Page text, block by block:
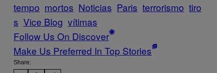
tempo mortos Noticias Paris terrorismo tiro
s Vice Blog vítimas
Follow Us On Discover
Make Us Preferred In Top Stories
Share: